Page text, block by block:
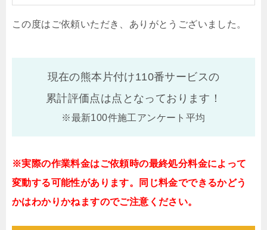
この度はご依頼いただき、ありがとうございました。
現在の熊本片付け110番サービスの
累計評価点は点となっております！
※最新100件施工アンケート平均
※実際の作業料金はご依頼時の最終処分料金によって
変動する可能性があります。同じ料金でできるかどう
かはわかりかねますのでご注意ください。